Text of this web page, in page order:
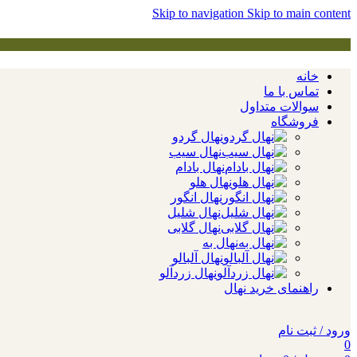
Skip to navigation Skip to main content
خانه
تماس با ما
سوالات متداول
فروشگاه
نهال گردو
نهال سیب
نهال بادام
نهال هلو
نهال انگور
نهال شلیل
نهال گلابی
نهال به
نهال آلبالو
نهال زردآلو
راهنمای خرید نهال
ورود / ثبت نام
0